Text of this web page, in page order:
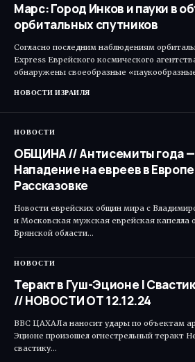
Марс: Город Инков и пауки в
орбитальных спутников
Согласно последним наблюдениям
Express Еврейского космического
обнаружены своеобразные
НОВОСТИ ИЗРАИЛЯ
НОВОСТИ
ОБЩИНА // Антисемиты года —
Нападение на евреев в
Рассказовке
Новости еврейских общин мира с
и Московская мужская еврейская
Брянской области…
НОВОСТИ
Теракт в Гуш-Эционе |
// НОВОСТИ ОТ 12.12.24
ВВС ЦАХАЛа наносит удары по объектам
Эционе произошел огнестрельный теракт
свастику…